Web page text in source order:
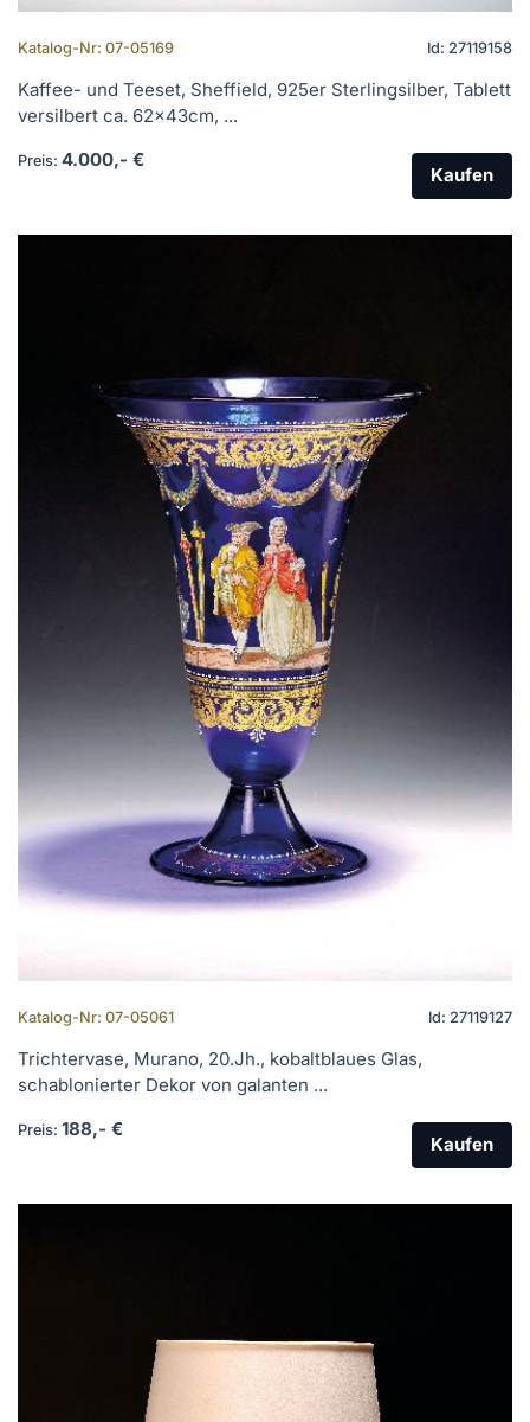
Katalog-Nr: 07-05169 Id: 27119158
Kaffee- und Teeset, Sheffield, 925er Sterlingsilber, Tablett
versilbert ca. 62x43cm, ...
Preis: 4.000,- €
Kaufen
Katalog-Nr: 07-05061 Id: 27119127
Trichtervase, Murano, 20.Jh., kobaltblaues Glas,
schablonierter Dekor von galanten ...
Preis: 188,- €
Kaufen